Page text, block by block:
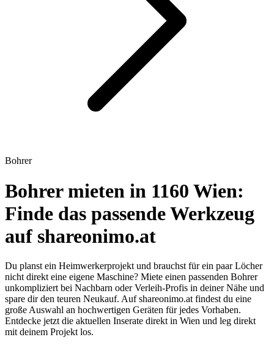
Bohrer
Bohrer mieten in 1160 Wien:
Finde das passende Werkzeug
auf shareonimo.at
Du planst ein Heimwerkerprojekt und brauchst für ein paar Löcher
nicht direkt eine eigene Maschine? Miete einen passenden Bohrer
unkompliziert bei Nachbarn oder Verleih-Profis in deiner Nähe und
spare dir den teuren Neukauf. Auf shareonimo.at findest du eine
große Auswahl an hochwertigen Geräten für jedes Vorhaben.
Entdecke jetzt die aktuellen Inserate direkt in Wien und leg direkt
mit deinem Projekt los.